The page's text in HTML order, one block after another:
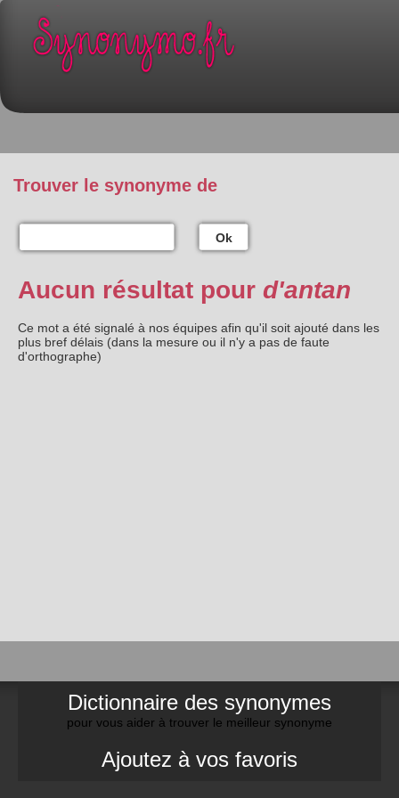
Trouver le synonyme de
Ok
Aucun résultat pour d'antan
Ce mot a été signalé à nos équipes afin qu'il soit ajouté dans les
plus bref délais (dans la mesure ou il n'y a pas de faute
d'orthographe)
Dictionnaire des synonymes
pour vous aider à trouver le meilleur synonyme
Ajoutez à vos favoris